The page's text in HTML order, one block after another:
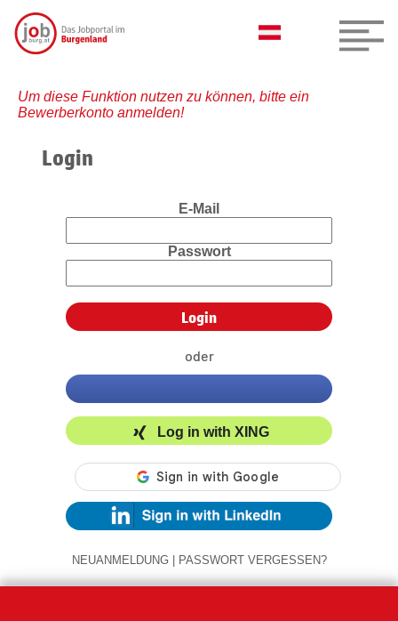
Um diese Funktion nutzen zu können, bitte ein
Bewerberkonto anmelden!
Login
E-Mail
Passwort
oder
Log in with XING
NEUANMELDUNG | PASSWORT VERGESSEN?